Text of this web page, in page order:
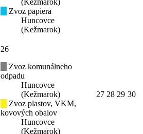
Zvoz papiera
Huncovce
(Kežmarok)
26
Zvoz komunálneho
odpadu
Huncovce
(Kežmarok)
Zvoz plastov, VKM,
kovových obalov
Huncovce
(Kežmarok)
27 28 29 30